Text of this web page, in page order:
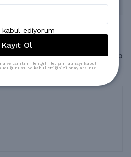
verilebilir.
Yorum Yap
göre
kabul ediyorum
Kayıt Ol
ve tanıtım ile ilgili iletişim almayı kabul
ve kabul ettiğinizi onaylarsınız.